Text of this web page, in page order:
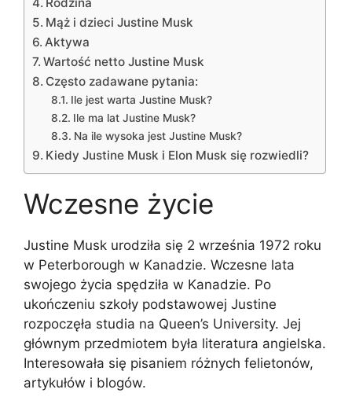
Mąż i dzieci Justine Musk
Aktywa
Wartość netto Justine Musk
Często zadawane pytania:
Ile jest warta Justine Musk?
Ile ma lat Justine Musk?
Na ile wysoka jest Justine Musk?
Kiedy Justine Musk i Elon Musk się rozwiedli?
Wczesne życie
Justine Musk urodziła się 2 września 1972 roku
w Peterborough w Kanadzie. Wczesne lata
swojego życia spędziła w Kanadzie. Po
ukończeniu szkoły podstawowej Justine
rozpoczęła studia na Queen’s University. Jej
głównym przedmiotem była literatura angielska.
Interesowała się pisaniem różnych felietonów,
artykułów i blogów.